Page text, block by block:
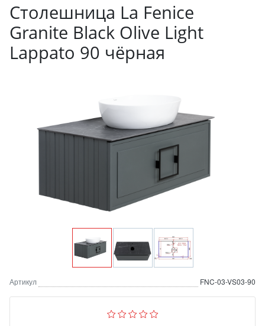
Столешница La Fenice
Granite Black Olive Light
Lappato 90 чёрная
Артикул FNC-03-VS03-90